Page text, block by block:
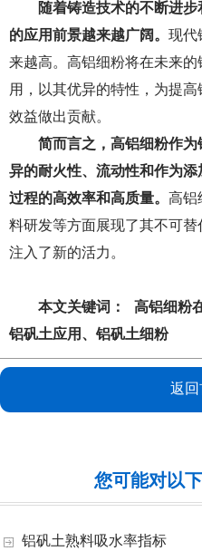
随着铸造技术的不断进步
的应用前景越来越广阔。 现代
来越高。高铝细粉将在未来
用，以其优异的特性，为提
效益做出贡献。
简而言之，高铝细粉作
异的耐火性、流动性和作为
过程的高效率和高质量。 高铝
料研发等方面展现了其不可
注入了新的活力。
本文关键词： 高铝细粉
铝矾土应用、 铝矾土细粉
返回
您可能对以
铝矾土熟料吸水率指标